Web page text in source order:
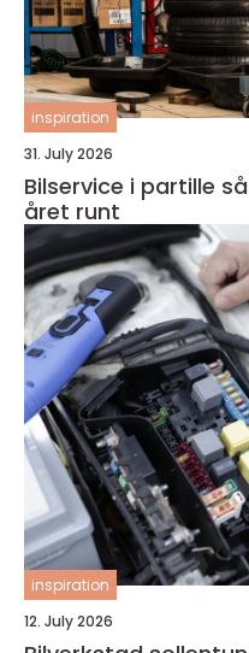
inspiration
31. July 2026
Bilservice i partille så tar du hand om bilen
året runt
inspiration
12. July 2026